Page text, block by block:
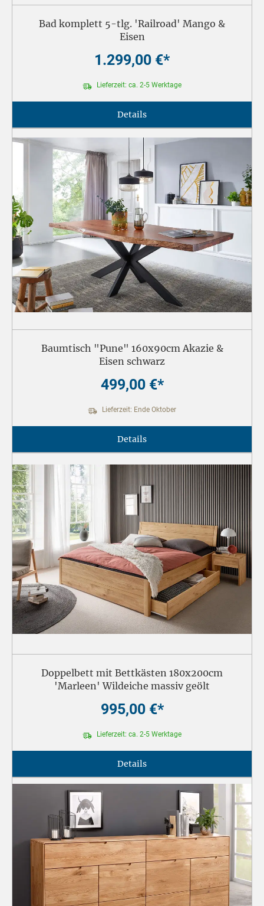
Bad komplett 5-tlg. 'Railroad' Mango &
Eisen
1.299,00 €*
Lieferzeit: ca. 2-5 Werktage
Details
Baumtisch "Pune" 160x90cm Akazie &
Eisen schwarz
499,00 €*
Lieferzeit: Ende Oktober
Details
Doppelbett mit Bettkästen 180x200cm
'Marleen' Wildeiche massiv geölt
995,00 €*
Lieferzeit: ca. 2-5 Werktage
Details